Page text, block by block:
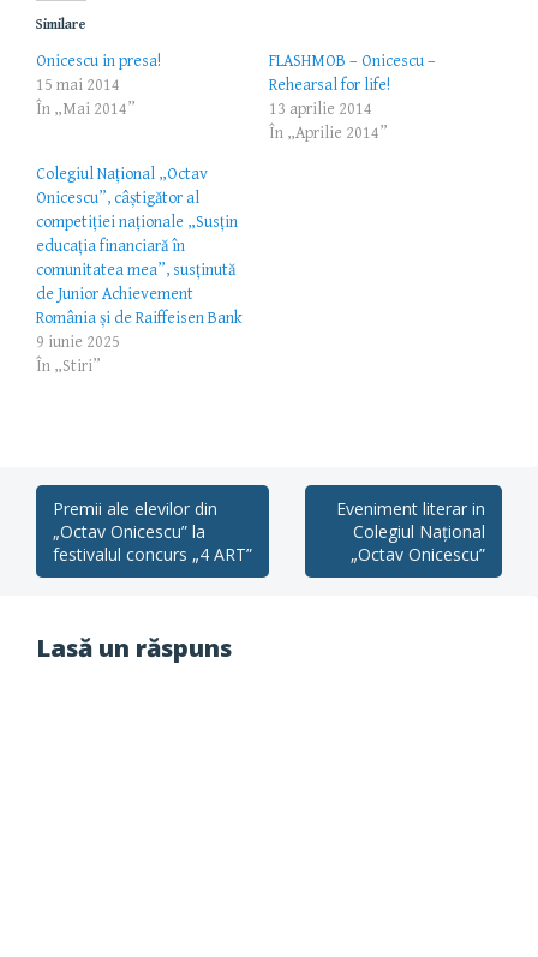
Similare
Onicescu in presa!
15 mai 2014
În „Mai 2014”
FLASHMOB – Onicescu –
Rehearsal for life!
13 aprilie 2014
În „Aprilie 2014”
Colegiul Național „Octav
Onicescu”, câștigător al
competiției naționale „Susțin
educația financiară în
comunitatea mea”, susținută
de Junior Achievement
România și de Raiffeisen Bank
9 iunie 2025
În „Stiri”
Post
navigation
Premii ale elevilor din
„Octav Onicescu” la
festivalul concurs „4 ART”
Eveniment literar in
Colegiul Național
„Octav Onicescu”
Lasă un răspuns